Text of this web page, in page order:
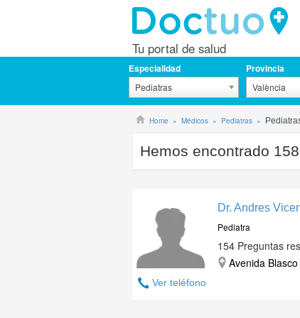
Tu portal de salud
Especialidad
Pediatras
Provincia
València
Home Médicos Pediatras
Hemos encontrado 158
Ver teléfono
Dr. Andres
Pediatra
154 Preguntas
Avenida